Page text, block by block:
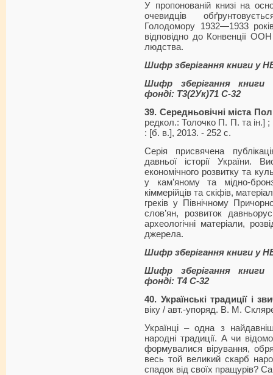
У пропонованій книзі на
очевидців
Голодомору 1932—1933
відповідно до Конвенції
людства.
Шифр зберігання книги у
Шифр зберігання книги
фонді: Т3(2Ук)71 С-32
39. Середньовічні міста
редкол.: Толочко П. П. та ін.] ;
: [б. в.], 2013. - 252 с.
Серія присвячена
давньої історії України.
економічного розвитку та
у кам’яному та мідно-
кіммерійців та скіфів,
греків у Північному
слов’ян, розвиток
археологічні матеріали,
джерела.
Шифр зберігання книги у
Шифр зберігання книги
фонді: Т4 С-32
40. Українські традиції і
віку / авт.-упоряд. В. М.
Українці – одна з
народні традиції. А чи
формувалися вірування,
весь той великий скарб
спадок від своїх пращурів?